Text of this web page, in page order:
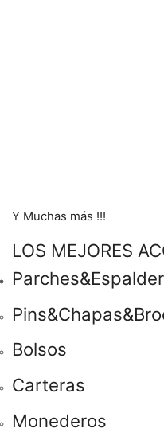
Y Muchas más !!!
LOS MEJORES
Bolsos
Carteras
Monederos